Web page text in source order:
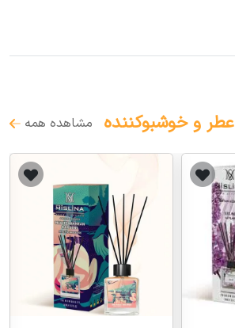
عطر و خوشبوکننده مشاهده همه